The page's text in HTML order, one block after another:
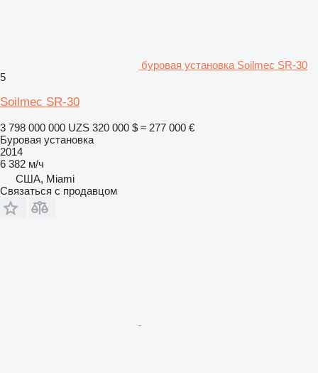
буровая установка Soilmec SR-30
5
Soilmec SR-30
3 798 000 000 UZS 320 000 $ ≈ 277 000 €
Буровая установка
2014
6 382 м/ч
США, Miami
Связаться с продавцом